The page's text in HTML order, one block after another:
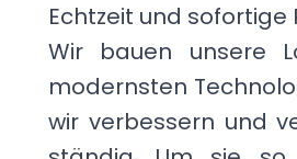
Echtzeit und sofortige
Wir bauen unsere
modernsten
wir verbessern und